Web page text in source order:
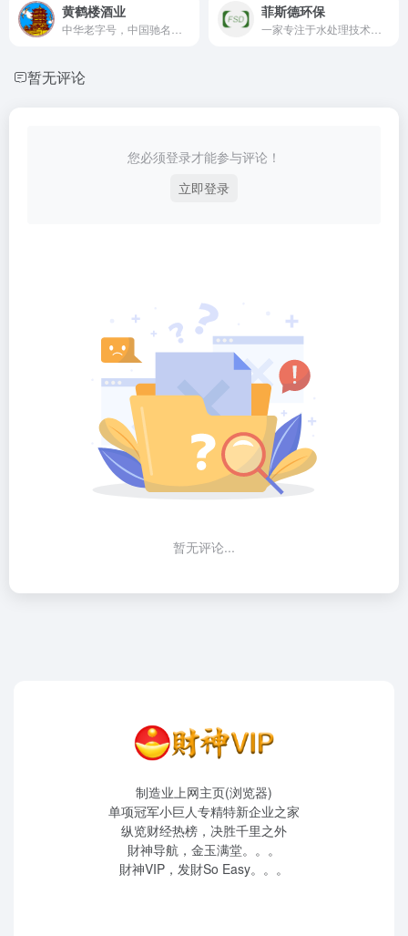
黄鹤楼酒业 菲斯德环保
暂无评论
您必须登录才能参与评论！
立即登录
暂无评论...
制造业上网主页(浏览器)
单项冠军小巨人专精特新企业之家
纵览财经热榜，决胜千里之外
財神导航，金玉满堂。。。
財神VIP，发財So Easy。。。